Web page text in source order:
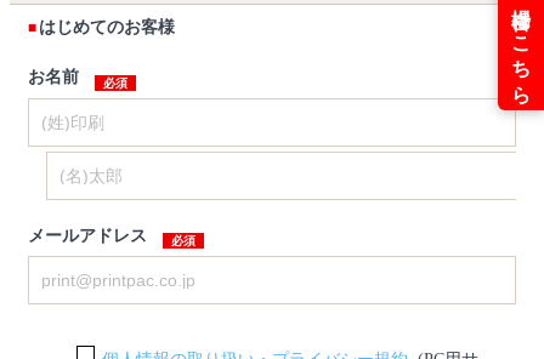
はじめてのお客様
お名前
メールアドレス